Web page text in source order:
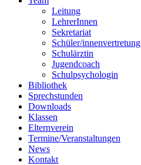
Leitung
LehrerInnen
Sekretariat
Schüler/innenvertretung
Schulärztin
Jugendcoach
Schulpsychologin
Bibliothek
Sprechstunden
Downloads
Klassen
Elternverein
Termine/Veranstaltungen
News
Kontakt